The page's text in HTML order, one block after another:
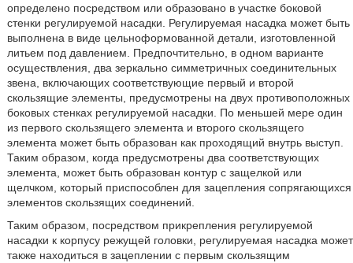
определено посредством или образовано в участке боковой
стенки регулируемой насадки. Регулируемая насадка может быть
выполнена в виде цельноформованной детали, изготовленной
литьем под давлением. Предпочтительно, в одном варианте
осуществления, два зеркально симметричных соединительных
звена, включающих соответствующие первый и второй
скользящие элементы, предусмотрены на двух противоположных
боковых стенках регулируемой насадки. По меньшей мере один
из первого скользящего элемента и второго скользящего
элемента может быть образован как проходящий внутрь выступ.
Таким образом, когда предусмотрены два соответствующих
элемента, может быть образован контур с защелкой или
щелчком, который приспособлен для зацепления сопрягающихся
элементов скользящих соединений.
Таким образом, посредством прикрепления регулируемой
насадки к корпусу режущей головки, регулируемая насадка может
также находиться в зацеплении с первым скользящим